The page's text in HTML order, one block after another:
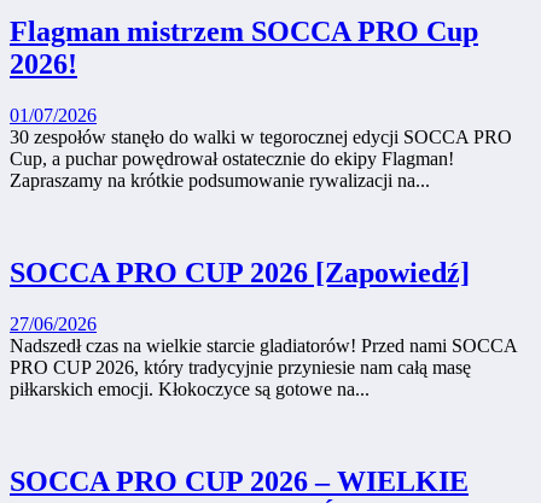
Flagman mistrzem SOCCA PRO Cup
2026!
01/07/2026
30 zespołów stanęło do walki w tegorocznej edycji SOCCA PRO
Cup, a puchar powędrował ostatecznie do ekipy Flagman!
Zapraszamy na krótkie podsumowanie rywalizacji na...
SOCCA PRO CUP 2026 [Zapowiedź]
27/06/2026
Nadszedł czas na wielkie starcie gladiatorów! Przed nami SOCCA
PRO CUP 2026, który tradycyjnie przyniesie nam całą masę
piłkarskich emocji. Kłokoczyce są gotowe na...
SOCCA PRO CUP 2026 – WIELKIE